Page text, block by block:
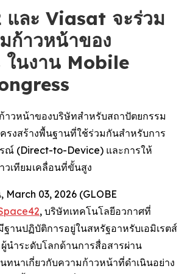
และ Viasat จะร่วม
ก้าวหน้าของ
นงาน Mobile
าวหน้าของบริษัทสำหรับสถาปัตยกรรม
รงสร้างพื้นฐานที่ใช้ร่วมกันสำหรับการ
ณ์ (Direct-to-Device) และการให้
วเทียมเคลื่อนที่ขั้นสูง
March 03, 2026 (GLOBE
, บริษัทเทคโนโลยีอวกาศที่
านปฏิบัติการอยู่ในสหรัฐอาหรับเอมิเรตส์
ผู้นำระดับโลกด้านการสื่อสารผ่าน
ทนาเกี่ยวกับความก้าวหน้าที่ดำเนินอย่าง